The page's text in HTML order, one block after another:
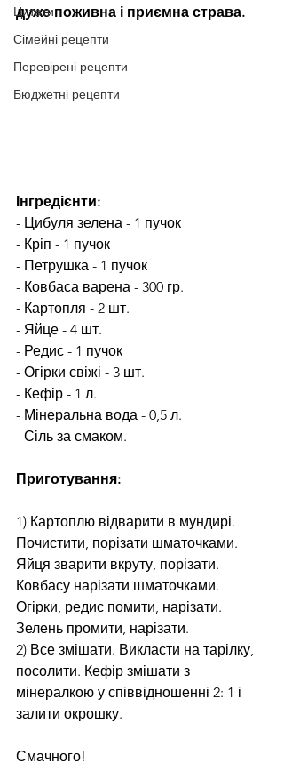
Цитати
Сімейні рецепти
Перевірені рецепти
Бюджетні рецепти
дуже поживна і приємна страва.
Інгредієнти:
- Цибуля зелена - 1 пучок
- Кріп - 1 пучок
- Петрушка - 1 пучок
- Ковбаса варена - 300 гр.
- Картопля - 2 шт.
- Яйце - 4 шт.
- Редис - 1 пучок
- Огірки свіжі - 3 шт.
- Кефір - 1 л.
- Мінеральна вода - 0,5 л.
- Сіль за смаком.
Приготування:
1) Картоплю відварити в мундирі.
Почистити, порізати шматочками.
Яйця зварити вкруту, порізати.
Ковбасу нарізати шматочками.
Огірки, редис помити, нарізати.
Зелень промити, нарізати.
2) Все змішати. Викласти на тарілку,
посолити. Кефір змішати з
мінералкою у співвідношенні 2: 1 і
залити окрошку.
Смачного!